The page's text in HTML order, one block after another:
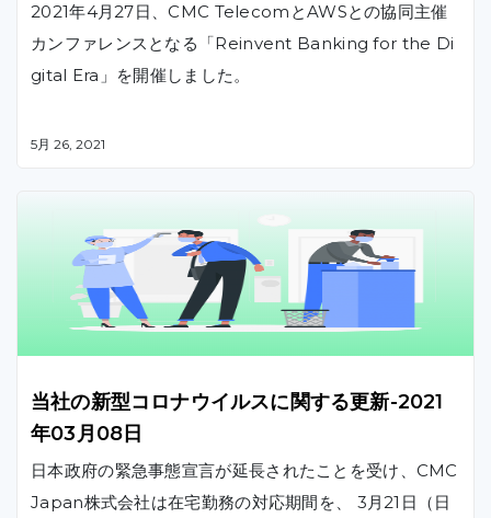
2021年4月27日、CMC TelecomとAWSとの協同主催
カンファレンスとなる「Reinvent Banking for the Di
gital Era」を開催しました。
5月 26, 2021
当社の新型コロナウイルスに関する更新-2021
年03月08日
日本政府の緊急事態宣言が延長されたことを受け、CMC
Japan株式会社は在宅勤務の対応期間を、 3月21日（日